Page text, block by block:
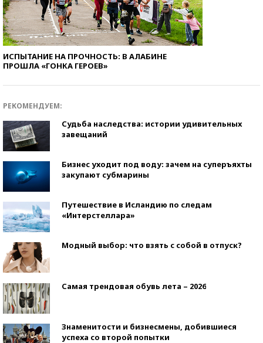
ИСПЫТАНИЕ НА ПРОЧНОСТЬ: В АЛАБИНЕ
ПРОШЛА «ГОНКА ГЕРОЕВ»
РЕКОМЕНДУЕМ:
Судьба наследства: истории удивительных
завещаний
Бизнес уходит под воду: зачем на суперъяхты
закупают субмарины
Путешествие в Исландию по следам
«Интерстеллара»
Модный выбор: что взять с собой в отпуск?
Самая трендовая обувь лета – 2026
Знаменитости и бизнесмены, добившиеся
успеха со второй попытки